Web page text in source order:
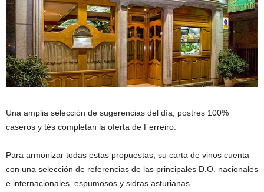
Una amplia selección de sugerencias del día, postres 100%
caseros y tés completan la oferta de Ferreiro.
Para armonizar todas estas propuestas, su carta de vinos cuenta
con una selección de referencias de las principales D.O. nacionales
e internacionales, espumosos y sidras asturianas.